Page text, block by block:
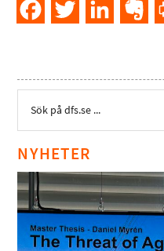
FacebookTwitter LinkedIn
NYHETER